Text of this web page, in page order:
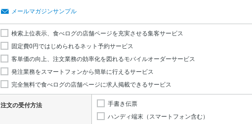
メールマガジンサンプル
検索上位表示、食べログの店舗ページを充実させる集客サービス
固定費0円ではじめられるネット予約サービス
客単価の向上、注文業務の効率化を図れるモバイルオーダーサービス
発注業務をスマートフォンから簡単に行えるサービス
完全無料で食べログの店舗ページに求人掲載できるサービス
注文の受付方法
手書き伝票
ハンディ端末（スマートフォン含む）